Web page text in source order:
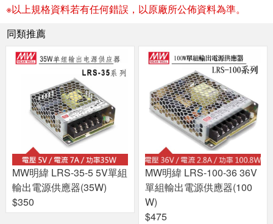
※以上規格資料若有任何錯誤，以原廠所公佈資料為準。
同類推薦
MW明緯 LRS-35-5 5V單組
輸出電源供應器(35W)
$350
MW明緯 LRS-100-36 36V
單組輸出電源供應器(100
W)
$475